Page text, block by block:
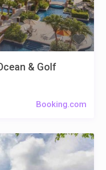
Booking.com
& Golf